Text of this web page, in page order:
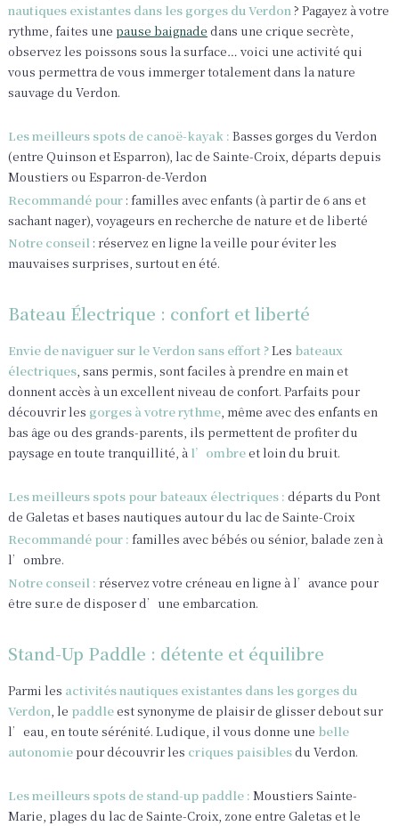
nautiques existantes dans les gorges du Verdon? Pagayez à votre
rythme, faites une pause baignade dans une crique secrète,
observez les poissons sous la surface… voici une activité qui
vous permettra de vous immerger totalement dans la nature
sauvage du Verdon.
Les meilleurs spots de canoë-kayak : Basses gorges du Verdon
(entre Quinson et Esparron), lac de Sainte-Croix, départs depuis
Moustiers ou Esparron-de-Verdon
Recommandé pour: familles avec enfants (à partir de 6 ans et
sachant nager), voyageurs en recherche de nature et de liberté
Notre conseil: réservez en ligne la veille pour éviter les
mauvaises surprises, surtout en été.
Bateau Électrique : confort et liberté
Envie de naviguer sur le Verdon sans effort ?Les bateaux
électriques, sans permis, sont faciles à prendre en main et
donnent accès à un excellent niveau de confort. Parfaits pour
découvrir les gorges à votre rythme, même avec des enfants en
bas âge ou des grands-parents, ils permettent de profiter du
paysage en toute tranquillité, à l’ombreet loin du bruit.
Les meilleurs spots pour bateaux électriques : départs du Pont
de Galetas et bases nautiques autour du lac de Sainte-Croix
Recommandé pour : familles avec bébés ou sénior, balade zen à
l’ombre.
Notre conseil : réservez votre créneau en ligne à l’avance pour
être sur.e de disposer d’une embarcation.
Stand-Up Paddle : détente et équilibre
Parmi les activités nautiques existantes dans les gorges du
Verdon, le paddleest synonyme de plaisir de glisser debout sur
l’eau, en toute sérénité. Ludique, il vous donne une belle
autonomiepour découvrir les criques paisiblesdu Verdon.
Les meilleurs spots de stand-up paddle : Moustiers Sainte-
Marie, plages du lac de Sainte-Croix, zone entre Galetas et le